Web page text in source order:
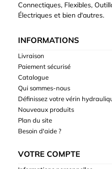
Connectiques, Flexibles,
Électriques et bien d'autres.
INFORMATIONS
Livraison
Paiement sécurisé
Catalogue
Qui sommes-nous
Définissez votre vérin
Nouveaux produits
Plan du site
Besoin d'aide ?
VOTRE COMPTE